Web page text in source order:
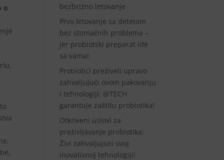
o
bezbrižno letovanje
Prvo letovanje sa detetom
bez stomačnih problema –
jer probiotski preparat ide
sa vama!
Probiotici preživeli upravo
zahvaljujući ovom pakovanju
i tehnologiji: @TECH
garantuje zaštitu probiotika!
Otkriveni uslovi za
preživljavanje probiotika:
Živi zahvaljujući ovoj
inovativnoj tehnologiji!